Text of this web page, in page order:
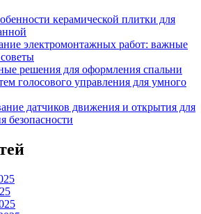
керамической плитки для
электромонтажных работ: важные
решения для оформления спальни
голосового управления для умного
датчиков движения и открытия для
безопасности